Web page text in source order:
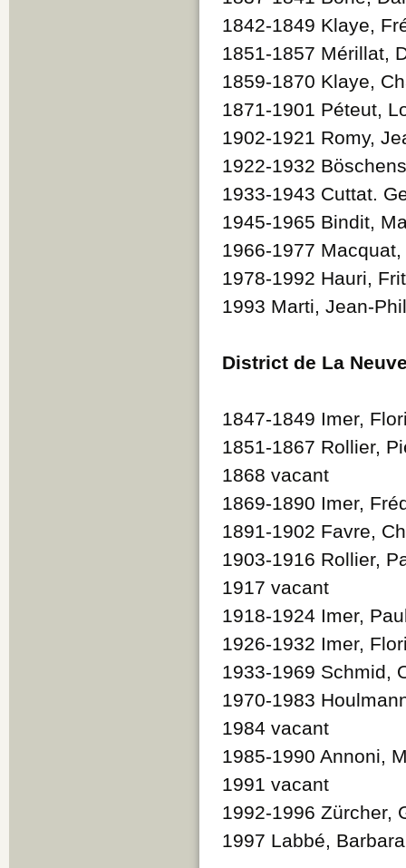
1842-1849 Klaye,
1851-1857 Mérillat,
1859-1870 Klaye,
1871-1901 Péteut,
1902-1921 Romy,
1922-1932
1933-1943 Cuttat.
1945-1965 Bindit,
1966-1977
1978-1992 Hauri,
1993 Marti, Jean-
District de La
1847-1849 Imer,
1851-1867 Rollier,
1868 vacant
1869-1890 Imer,
1891-1902 Favre,
1903-1916 Rollier,
1917 vacant
1918-1924 Imer,
1926-1932 Imer,
1933-1969 Schmid,
1970-1983
1984 vacant
1985-1990 Annoni,
1991 vacant
1992-1996 Zürcher,
1997 Labbé, Barbara